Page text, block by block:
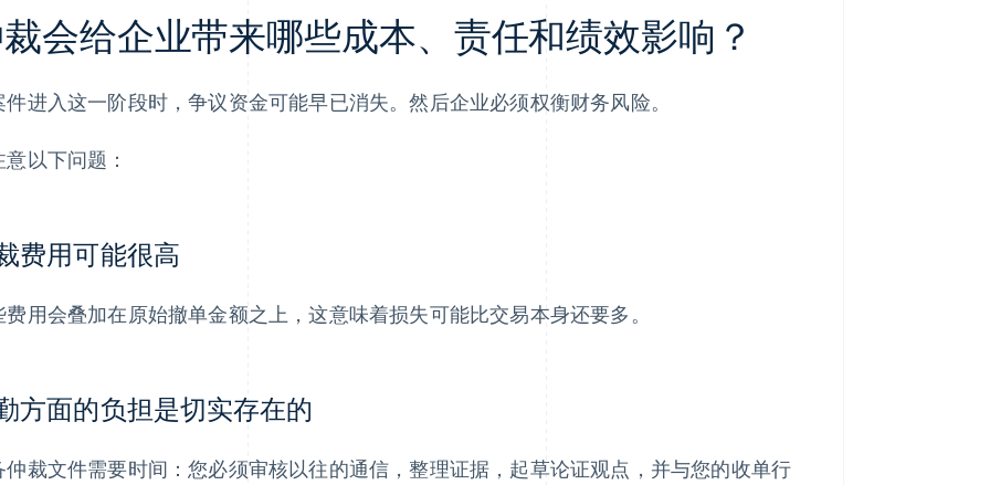
会给企业带来哪些成本、责任和绩效影响？
件进入这一阶段时，争议资金可能早已消失。然后企业必须权衡财务风险。
以下问题：
费用可能很高
费用会叠加在原始撤单金额之上，这意味着损失可能比交易本身还要多。
方面的负担是切实存在的
仲裁文件需要时间：您必须审核以往的通信，整理证据，起草论证观点，并与您的收单行